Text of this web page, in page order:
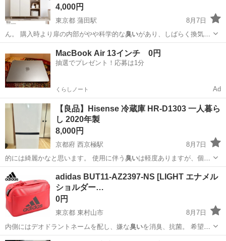
4,000円
東京都 蒲田駅
8月7日
ん。 購入時より扉の内部がやや科学的な臭いがあり、しばらく換気し
ておりましたがま…
収納家具
MacBook Air 13インチ 0円
抽選でプレゼント！応募は1分
くらしノート Ad
【良品】Hisense 冷蔵庫 HR-D1303 一人暮ら
し 2020年製
8,000円
京都府 西京極駅
8月7日
的には綺麗かなと思います。 使用に伴う 臭いは軽度ありますが、個人
的には正常範囲内…
京都 西京極駅 キッチン家電
adidas BUT11-AZ2397-NS [LIGHT エナメル
ショルダー…
0円
東京都 東村山市
8月7日
内側にはデオドラントネームを配し、嫌な臭いを消臭、抗菌。 希望小
売価格： ￥7…